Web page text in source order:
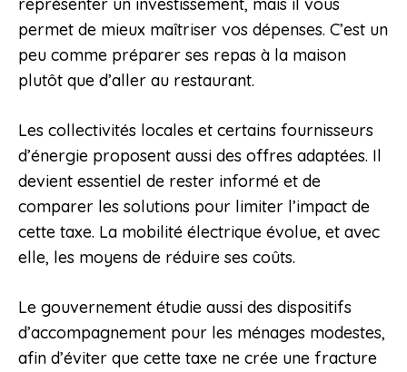
représenter un investissement, mais il vous
permet de mieux maîtriser vos dépenses. C’est un
peu comme préparer ses repas à la maison
plutôt que d’aller au restaurant.
Les collectivités locales et certains fournisseurs
d’énergie proposent aussi des offres adaptées. Il
devient essentiel de rester informé et de
comparer les solutions pour limiter l’impact de
cette taxe. La mobilité électrique évolue, et avec
elle, les moyens de réduire ses coûts.
Le gouvernement étudie aussi des dispositifs
d’accompagnement pour les ménages modestes,
afin d’éviter que cette taxe ne crée une fracture